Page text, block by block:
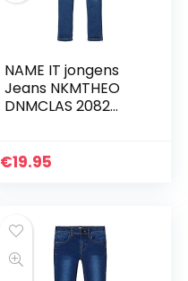
NAME IT jongens
Jeans NKMTHEO
DNMCLAS 2082
€19.95